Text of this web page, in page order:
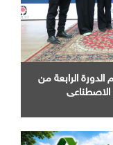
الدورة الرابعة من
الاصطناعي